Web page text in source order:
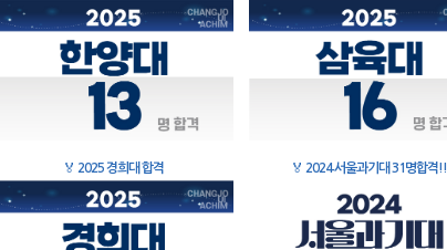
🏅 2025 경희대 합격 🏅 2024 서울과기대 31명합격!!